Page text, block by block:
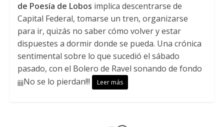
de Poesía de Lobos implica descentrarse de
Capital Federal, tomarse un tren, organizarse
para ir, quizás no saber cómo volver y estar
dispuestes a dormir donde se pueda. Una crónica
sentimental sobre lo que sucedió el sábado
pasado, con el Bolero de Ravel sonando de fondo
¡¡¡¡No se lo pierdan!!!
Leer más